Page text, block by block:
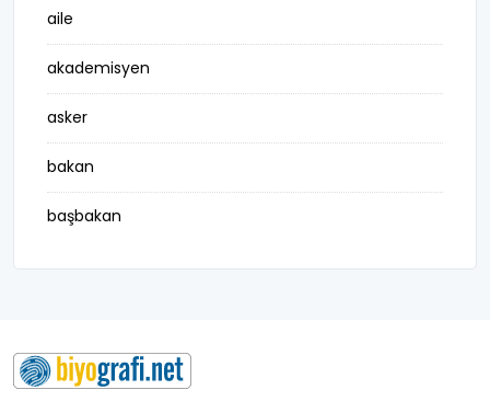
aile
akademisyen
asker
bakan
başbakan
belediye başkanı
buluş